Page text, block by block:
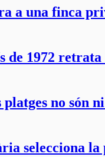
a una finca
de 1972
platges no
selecciona